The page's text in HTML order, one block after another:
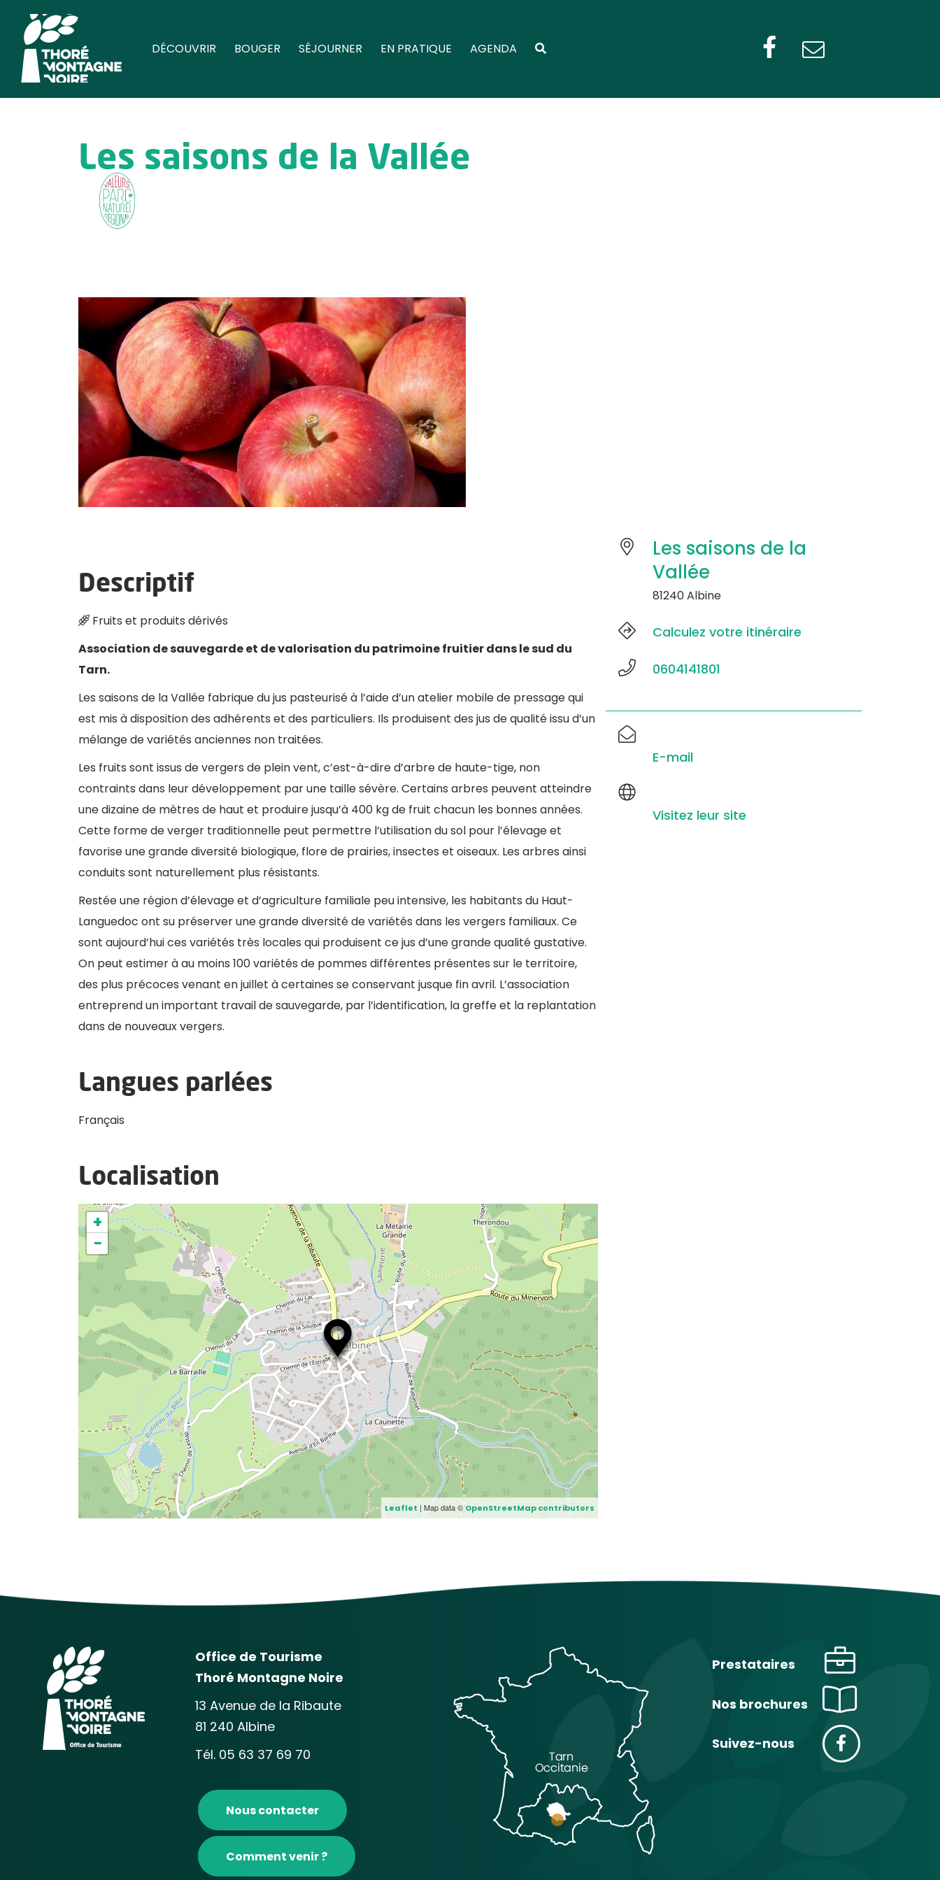
DÉCOUVRIR BOUGER SÉJOURNER EN PRATIQUE AGENDA
Les saisons de la Vallée
ALBINE
Descriptif
Fruits et produits dérivés
Association de sauvegarde et de valorisation du patrimoine fruitier dans le sud du
Tarn.
Les saisons de la Vallée fabrique du jus pasteurisé à l’aide d’un atelier mobile de pressage qui
est mis à disposition des adhérents et des particuliers. Ils produisent des jus de qualité issu d’un
mélange de variétés anciennes non traitées.
Les fruits sont issus de vergers de plein vent, c’est-à-dire d’arbre de haute-tige, non
contraints dans leur développement par une taille sévère. Certains arbres peuvent atteindre
une dizaine de mètres de haut et produire jusqu’à 400 kg de fruit chacun les bonnes années.
Cette forme de verger traditionnelle peut permettre l’utilisation du sol pour l’élevage et
favorise une grande diversité biologique, flore de prairies, insectes et oiseaux. Les arbres ainsi
conduits sont naturellement plus résistants.
Restée une région d’élevage et d’agriculture familiale peu intensive, les habitants du Haut-
Languedoc ont su préserver une grande diversité de variétés dans les vergers familiaux. Ce
sont aujourd’hui ces variétés très locales qui produisent ce jus d’une grande qualité gustative.
On peut estimer à au moins 100 variétés de pommes différentes présentes sur le territoire,
des plus précoces venant en juillet à certaines se conservant jusque fin avril. L’association
entreprend un important travail de sauvegarde, par l’identification, la greffe et la replantation
dans de nouveaux vergers.
Langues parlées
Français
Localisation
+
−
Leaflet | Map data ©OpenStreetMap contributors
Les saisons de la
Vallée
81240 Albine
Calculez votre itinéraire
0604141801
E-mail
Visitez leur site
Office de Tourisme
Thoré Montagne Noire
13 Avenue de la Ribaute
81 240 Albine
Tél. 05 63 37 69 70
Nous contacter
Comment venir ?
Prestataires
Nos brochures
Suivez-nous